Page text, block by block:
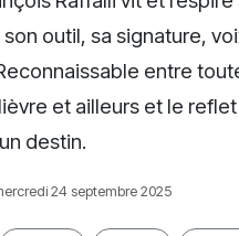
outil, sa signature,
entre
et ailleurs et le
destin.
24 septembre 2025